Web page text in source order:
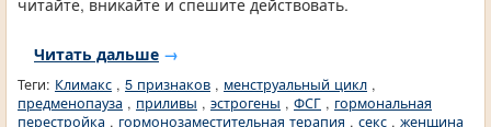
читайте, вникайте и спешите действовать.
Читать дальше →
Теги: Климакс , 5 признаков , менструальный цикл ,
предменопауза , приливы , эстрогены , ФСГ , гормональная
перестройка , гормонозаместительная терапия , секс , женщина